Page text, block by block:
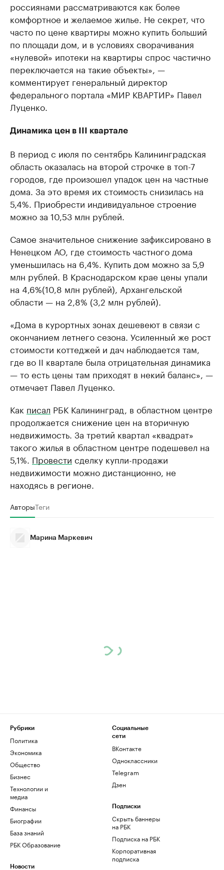
россиянами рассматриваются как более
комфортное и желаемое жилье. Не секрет, что
часто по цене квартиры можно купить больший
по площади дом, и в условиях сворачивания
«нулевой» ипотеки на квартиры спрос частично
переключается на такие объекты», —
комментирует генеральный директор
федерального портала «МИР КВАРТИР» Павел
Луценко.
Динамика цен в III квартале
В период с июля по сентябрь Калининградская
область оказалась на второй строчке в топ-7
городов, где произошел упадок цен на частные
дома. За это время их стоимость снизилась на
5,4%. Приобрести индивидуальное строение
можно за 10,53 млн рублей.
Самое значительное снижение зафиксировано в
Ненецком АО, где стоимость частного дома
уменьшилась на 6,4%. Купить дом можно за 5,9
млн рублей. В Краснодарском крае цены упали
на 4,6%(10,8 млн рублей), Архангельской
области — на 2,8% (3,2 млн рублей).
«Дома в курортных зонах дешевеют в связи с
окончанием летнего сезона. Усиленный же рост
стоимости коттеджей и дач наблюдается там,
где во II квартале была отрицательная динамика
— то есть цены там приходят в некий баланс», —
отмечает Павел Луценко.
Как писал РБК Калининград, в областном центре
продолжается снижение цен на вторичную
недвижимость. За третий квартал «квадрат»
такого жилья в областном центре подешевел на
5,1%. Провести сделку купли-продажи
недвижимости можно дистанционно, не
находясь в регионе.
АвторыТеги
Марина Маркевич
Рубрики
Политика
Экономика
Общество
Бизнес
Технологии и
медиа
Финансы
Биографии
База знаний
РБК Образование
Новости
Социальные
сети
ВКонтакте
Одноклассники
Telegram
Дзен
Подписки
Скрыть баннеры
на РБК
Подписка на РБК
Корпоративная
подписка